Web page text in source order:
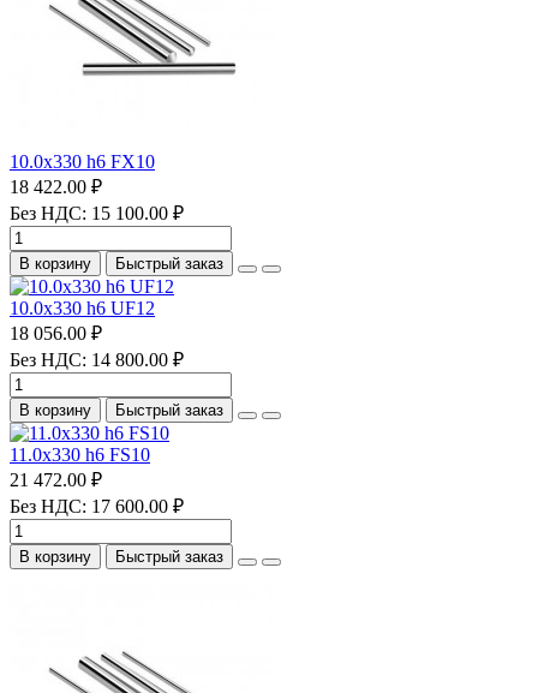
10.0х330 h6 FX10
18 422.00 ₽
Без НДС: 15 100.00 ₽
В корзину Быстрый заказ
10.0х330 h6 UF12
18 056.00 ₽
Без НДС: 14 800.00 ₽
В корзину Быстрый заказ
11.0х330 h6 FS10
21 472.00 ₽
Без НДС: 17 600.00 ₽
В корзину Быстрый заказ